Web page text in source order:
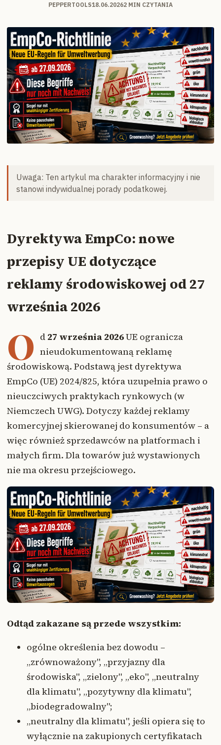
PEPPERTOOLS18.06.20262 MIN CZYTANIA
Uwaga: Ten artykul ma charakter informacyjny i nie
stanowi indywidualnej porady podatkowej.
Dyrektywa EmpCo: nowe
przepisy UE dotyczące
reklamy środowiskowej od 27
września 2026
O d 27 września 2026UE ogranicza
nieudokumentowaną reklamę
środowiskową. Podstawą jest dyrektywa
EmpCo (UE) 2024/825, która uzupełnia prawo o
nieuczciwych praktykach rynkowych (w
Niemczech UWG). Dotyczy każdej reklamy
komercyjnej skierowanej do konsumentów – a
więc również sprzedawców na platformach i
małych firm. Dla towarów już wystawionych
nie ma okresu przejściowego.
Odtąd zakazane są przede wszystkim:
ogólne określenia bez dowodu –
„zrównoważony", „przyjazny dla
środowiska", „zielony", „eko", „neutralny
dla klimatu", „pozytywny dla klimatu",
„biodegradowalny";
„neutralny dla klimatu", jeśli opiera się to
wyłącznie na zakupionych certyfikatach